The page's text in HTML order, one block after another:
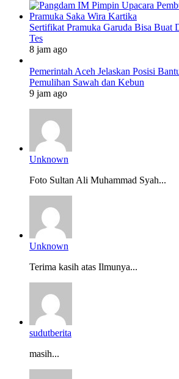
Sertifikat Pramuka Garuda Bisa Buat
Tes
8 jam ago
Pemerintah Aceh Jelaskan Posisi
Pemulihan Sawah dan Kebun
9 jam ago
Unknown
Foto Sultan Ali Muhammad Syah...
Unknown
Terima kasih atas Ilmunya...
sudutberita
masih...